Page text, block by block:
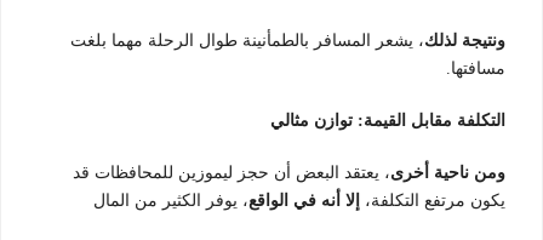
ونتيجة لذلك، يشعر المسافر بالطمأنينة طوال الرحلة مهما بلغت
مسافتها.
التكلفة مقابل القيمة: توازن مثالي
ومن ناحية أخرى، يعتقد البعض أن حجز ليموزين للمحافظات قد
يكون مرتفع التكلفة، إلا أنه في الواقع، يوفر الكثير من المال